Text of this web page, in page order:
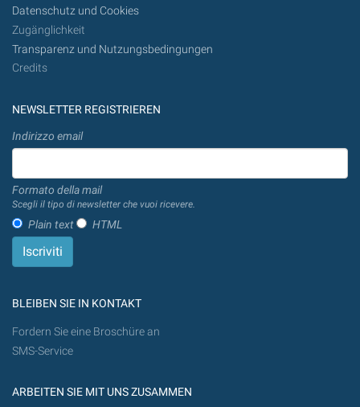
Datenschutz und Cookies
Zugänglichkeit
Transparenz und Nutzungsbedingungen
Credits
NEWSLETTER REGISTRIEREN
Indirizzo email
Formato della mail
Scegli il tipo di newsletter che vuoi ricevere.
Plain text HTML
BLEIBEN SIE IN KONTAKT
Fordern Sie eine Broschüre an
SMS-Service
ARBEITEN SIE MIT UNS ZUSAMMEN